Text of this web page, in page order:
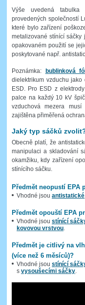
Výše uvedená tabulka
provedených společností
které bylo zařízení
metalizované stínící
opakovaném použití se
poskytované např.
Poznámka: bublinková
dielektrikum vzduchu
ESD. Pro ESD z
palce na každý 10 kV
vzduchová mezera
zajištěna přiměřená
Jaký typ sáčků
Obecně platí, že
manipulaci a skladování
okamžiku, kdy zařízení
stínícího sáčku.
Předmět neopustí EPA
Vhodné jsou antistatické
Předmět opouští EPA
Vhodné jsou stínící
kovovou vrstvou
Předmět je citlivý na
(více než 6 měsíců)?
Vhodné jsou stínící
s vysoušecími sáčky.